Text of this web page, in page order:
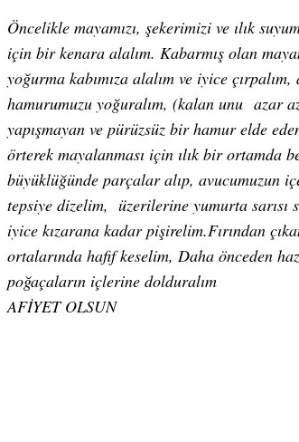
Öncelikle mayamızı, şekerimizi ve ılık
için bir kenara alalım. Kabarmış olan
yoğurma kabımıza alalım ve iyice
hamurumuzu yoğuralım, (kalan unu azar
yapışmayan ve pürüzsüz bir hamur elde
örterek mayalanması için ılık bir ortamda
büyüklüğünde parçalar alıp, avucumuzun
tepsiye dizelim, üzerilerine yumurta sarısı
iyice kızarana kadar pişirelim.Fırından
ortalarında hafif keselim, Daha önceden
poğaçaların içlerine dolduralım
AFİYET OLSUN